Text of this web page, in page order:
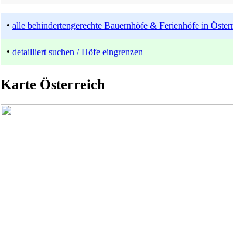
Bauernhof
• alle behindertengerechte Bauernhöfe & Ferienhöfe in
• detailliert suchen / Höfe eingrenzen
Karte Österreich